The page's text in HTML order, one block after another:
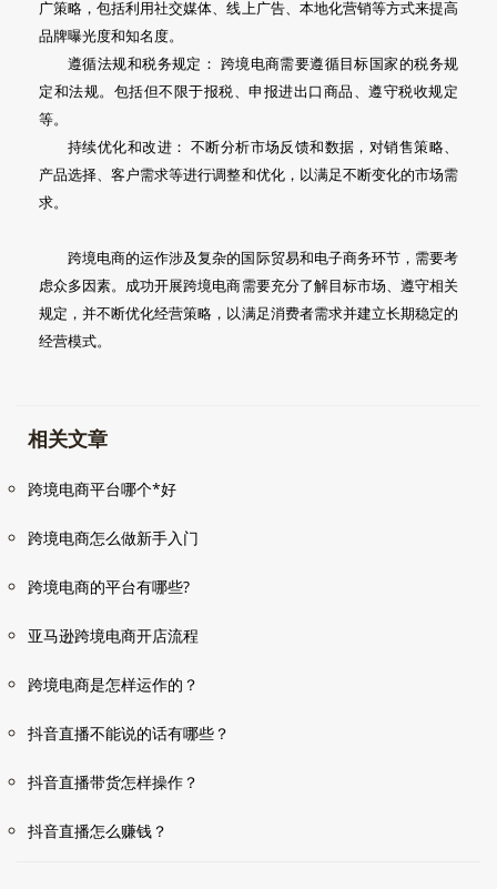
广策略，包括利用社交媒体、线上广告、本地化营销等方式来提高
品牌曝光度和知名度。
遵循法规和税务规定： 跨境电商需要遵循目标国家的税务规
定和法规。包括但不限于报税、申报进出口商品、遵守税收规定
等。
持续优化和改进： 不断分析市场反馈和数据，对销售策略、
产品选择、客户需求等进行调整和优化，以满足不断变化的市场需
求。
跨境电商的运作涉及复杂的国际贸易和电子商务环节，需要考
虑众多因素。成功开展跨境电商需要充分了解目标市场、遵守相关
规定，并不断优化经营策略，以满足消费者需求并建立长期稳定的
经营模式。
相关文章
跨境电商平台哪个*好
跨境电商怎么做新手入门
跨境电商的平台有哪些?
亚马逊跨境电商开店流程
跨境电商是怎样运作的？
抖音直播不能说的话有哪些？
抖音直播带货怎样操作？
抖音直播怎么赚钱？